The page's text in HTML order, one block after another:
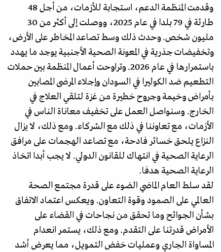
وقدمت المنظمة الدعم، استجابة للأزمات، من أجل 48
طارئة في 79 بلدا في عام 2025، ووصلت إلى أكثر من 30
مليون شخص. وحدث ذلك وسط تصاعد المخاطر على الأرض،
وتخفيضات جذرية في المعونة الصحية الأجنبية يوجد ما يهدد
باستمرارها في عام 2026. وتراوحت أعمال المنظمة بين حملات
التطعيم ضد الكوليرا في السودان وإجلاء المرضى المصابين
بأمراض وخيمة وجروح خطيرة من غزة لتلقي العلاج في
الخارج. وسنواصل العمل على تخفيف معاناة الناس في
الأزمات، مع تعاوننا في ذلك مع الشركاء. ومع ذلك، لا يزال
النزاع يلحق خسائر فادحة، مع تصاعد الهجمات على مرافق
الرعاية الصحية في انتهاك للقانون الدولي. لا يجب أبدا اتخاذ
الرعاية الصحية هدفا.
لقد سلط العام الماضي الضوء على قدرة مجتمع الصحة
العالمي على الصمود وقوة التعاون. ويعكس اعتماد الاتفاق
بشأن الجوائح وما تحقق من نجاحات في القضاء على
الأمراض قدرتنا على التقدم. ومع ذلك، يستمر انعدام
المساواة الجاري وعمليات خفض التمويل، مما يعرض أشد